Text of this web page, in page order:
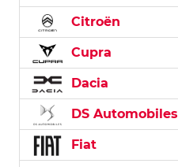
Citroën
Cupra
Dacia
DS Automobiles
Fiat